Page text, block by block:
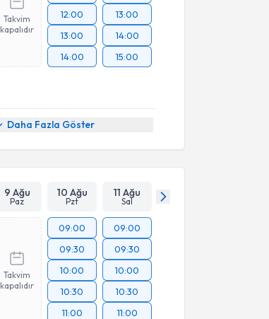
Takvim
kapalıdır
12:00
13:00
14:00
13:00
14:00
15:00
Daha Fazla Göster
9 Ağu
Paz
10 Ağu
Pzt
11 Ağu
Sal
Takvim
kapalıdır
09:00
09:30
10:00
10:30
11:00
09:00
09:30
10:00
10:30
11:00